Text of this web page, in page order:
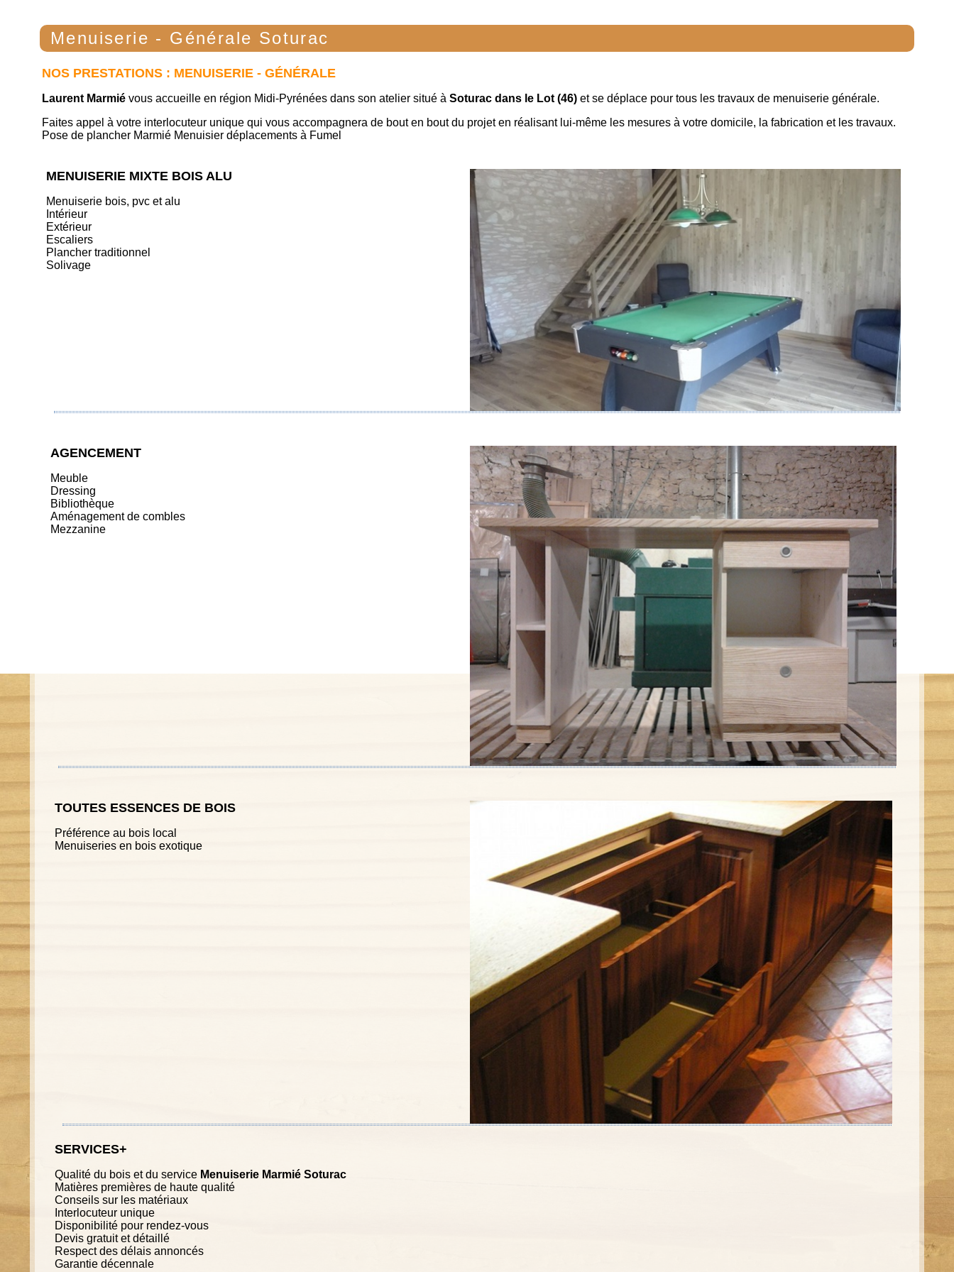
Menuiserie - Générale Soturac
NOS PRESTATIONS : MENUISERIE - GÉNÉRALE
Laurent Marmié vous accueille en région Midi-Pyrénées dans son atelier situé à Soturac dans le Lot (46) et se déplace pour tous les travaux de menuiserie générale.
Faites appel à votre interlocuteur unique qui vous accompagnera de bout en bout du projet en réalisant lui-même les mesures à votre domicile, la fabrication et les travaux.
Pose de plancher Marmié Menuisier déplacements à Fumel
MENUISERIE MIXTE BOIS ALU
Menuiserie bois, pvc et alu
Intérieur
Extérieur
Escaliers
Plancher traditionnel
Solivage
AGENCEMENT
Meuble
Dressing
Bibliothèque
Aménagement de combles
Mezzanine
TOUTES ESSENCES DE BOIS
Préférence au bois local
Menuiseries en bois exotique
SERVICES+
Qualité du bois et du service Menuiserie Marmié Soturac
Matières premières de haute qualité
Conseils sur les matériaux
Interlocuteur unique
Disponibilité pour rendez-vous
Devis gratuit et détaillé
Respect des délais annoncés
Garantie décennale